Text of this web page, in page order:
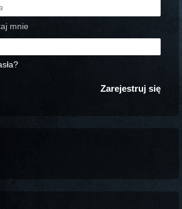
mnie
Zarejestruj się